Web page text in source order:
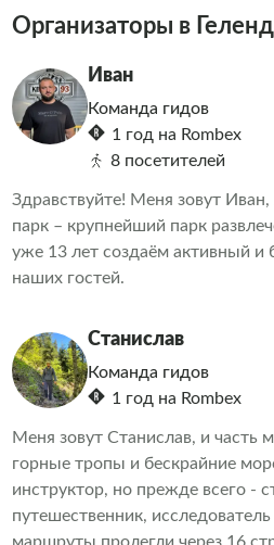
Организаторы в
Иван
Команда гидов
1 год на Rombex
8 посетителей
Здравствуйте! Меня зовут
парк – крупнейший парк
уже 13 лет создаём активный и
наших гостей.
Станислав
Команда гидов
1 год на Rombex
Меня зовут Станислав, и часть
горные тропы и бескрайние
инструктор, но прежде всего -
путешественник,